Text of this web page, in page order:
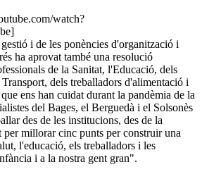
watch?
i de les ponències d'organització i
ha aprovat també una resolució
de la Sanitat, l'Educació, dels
dels treballadors d'alimentació i
ens han cuidat durant la pandèmia de la
del Bages, el Berguedà i el Solsonès
des de les institucions, des de la
per millorar cinc punts per construir una
l'educació, els treballadors i les
i a la nostra gent gran".